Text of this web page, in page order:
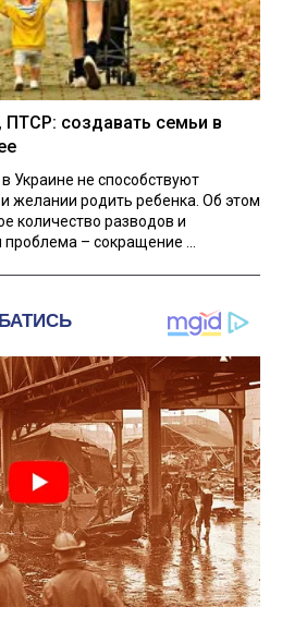
ПТСР: создавать семьи в
Украине не способствуют
желании родить ребенка. Об этом
количество разводов и
– сокращение ...